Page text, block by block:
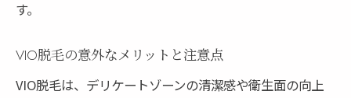
す。
VIO脱毛の意外なメリットと注意点
VIO脱毛は、デリケートゾーンの清潔感や衛生面の向上